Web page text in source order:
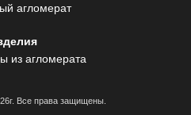
агломерат
из агломерата
Все права защищены.